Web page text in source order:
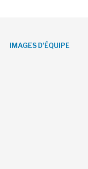
IMAGES D’ÉQUIPE